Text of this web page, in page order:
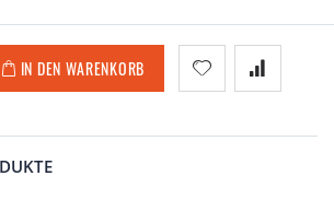
IN DEN WARENKORB